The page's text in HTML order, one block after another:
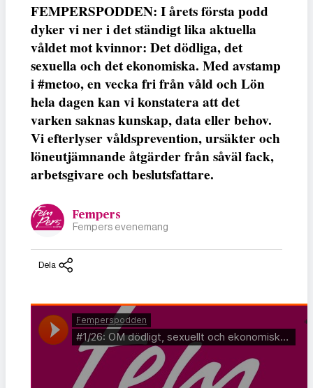
FEMPERSPODDEN: I årets första podd
dyker vi ner i det ständigt lika aktuella
våldet mot kvinnor: Det dödliga, det
sexuella och det ekonomiska. Med avstamp
i #metoo, en vecka fri från våld och Lön
hela dagen kan vi konstatera att det
varken saknas kunskap, data eller behov.
Vi efterlyser våldsprevention, ursäkter och
löneutjämnande åtgärder från såväl fack,
arbetsgivare och beslutsfattare.
Fempers
Fempers evenemang
Dela